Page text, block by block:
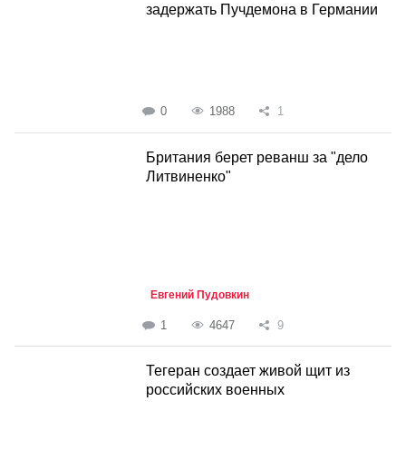
задержать Пучдемона в Германии
0 1988 1
Британия берет реванш за "дело
Литвиненко"
Евгений Пудовкин
1 4647 9
Тегеран создает живой щит из
российских военных